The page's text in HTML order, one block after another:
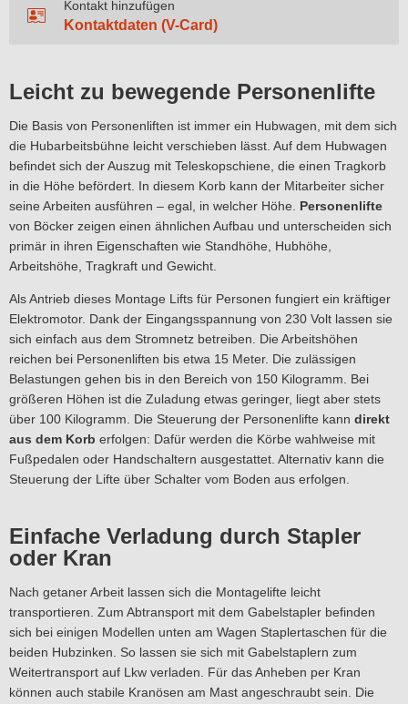
Kontakt hinzufügen
Kontaktdaten (V-Card)
Leicht zu bewegende Personenlifte
Die Basis von Personenliften ist immer ein Hubwagen, mit dem sich
die Hubarbeitsbühne leicht verschieben lässt. Auf dem Hubwagen
befindet sich der Auszug mit Teleskopschiene, die einen Tragkorb
in die Höhe befördert. In diesem Korb kann der Mitarbeiter sicher
seine Arbeiten ausführen – egal, in welcher Höhe. Personenlifte
von Böcker zeigen einen ähnlichen Aufbau und unterscheiden sich
primär in ihren Eigenschaften wie Standhöhe, Hubhöhe,
Arbeitshöhe, Tragkraft und Gewicht.
Als Antrieb dieses Montage Lifts für Personen fungiert ein kräftiger
Elektromotor. Dank der Eingangsspannung von 230 Volt lassen sie
sich einfach aus dem Stromnetz betreiben. Die Arbeitshöhen
reichen bei Personenliften bis etwa 15 Meter. Die zulässigen
Belastungen gehen bis in den Bereich von 150 Kilogramm. Bei
größeren Höhen ist die Zuladung etwas geringer, liegt aber stets
über 100 Kilogramm. Die Steuerung der Personenlifte kann direkt
aus dem Korb erfolgen: Dafür werden die Körbe wahlweise mit
Fußpedalen oder Handschaltern ausgestattet. Alternativ kann die
Steuerung der Lifte über Schalter vom Boden aus erfolgen.
Einfache Verladung durch Stapler
oder Kran
Nach getaner Arbeit lassen sich die Montagelifte leicht
transportieren. Zum Abtransport mit dem Gabelstapler befinden
sich bei einigen Modellen unten am Wagen Staplertaschen für die
beiden Hubzinken. So lassen sie sich mit Gabelstaplern zum
Weitertransport auf Lkw verladen. Für das Anheben per Kran
können auch stabile Kranösen am Mast angeschraubt sein. Die